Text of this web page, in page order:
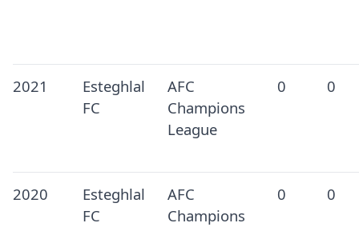
2021
Esteghlal
FC
AFC
Champions
League
0 0
2020
Esteghlal
FC
AFC
Champions
0 0